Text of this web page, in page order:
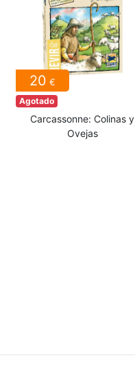
20 €
Agotado
Carcassonne: Colinas y
Ovejas